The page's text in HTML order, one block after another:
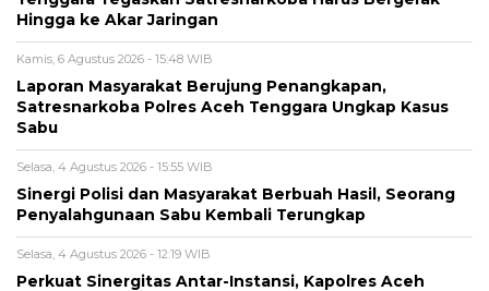
Hingga ke Akar Jaringan
Kamis, 6 Agustus 2026 - 15:48 WIB
Laporan Masyarakat Berujung Penangkapan,
Satresnarkoba Polres Aceh Tenggara Ungkap Kasus
Sabu
Selasa, 4 Agustus 2026 - 15:55 WIB
Sinergi Polisi dan Masyarakat Berbuah Hasil, Seorang
Penyalahgunaan Sabu Kembali Terungkap
Selasa, 4 Agustus 2026 - 12:19 WIB
Perkuat Sinergitas Antar-Instansi, Kapolres Aceh